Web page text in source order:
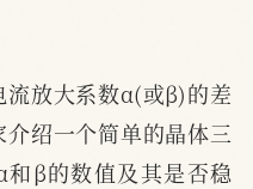
流放大系数α(或β)的差
绍一个简单的晶体三
β的数值及其是否稳